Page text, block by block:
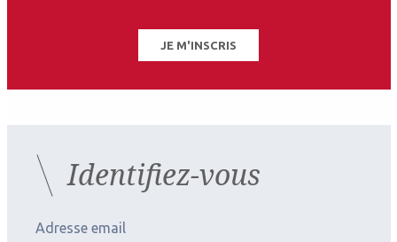
JE M'INSCRIS
Identifiez-vous
Adresse email